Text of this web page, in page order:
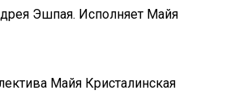
Эшпая. Исполняет Майя
Майя Кристалинская